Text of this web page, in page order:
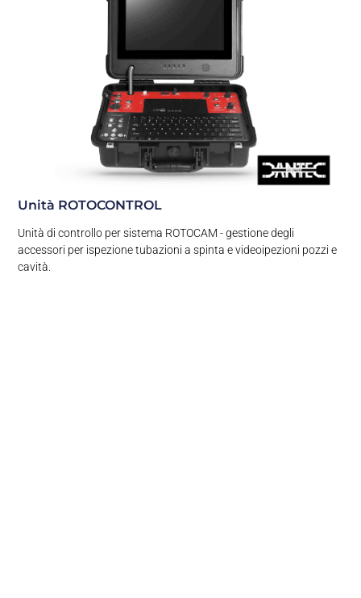
Unità ROTOCONTROL
Unità di controllo per sistema ROTOCAM - gestione degli
accessori per ispezione tubazioni a spinta e videoipezioni pozzi e
cavità.